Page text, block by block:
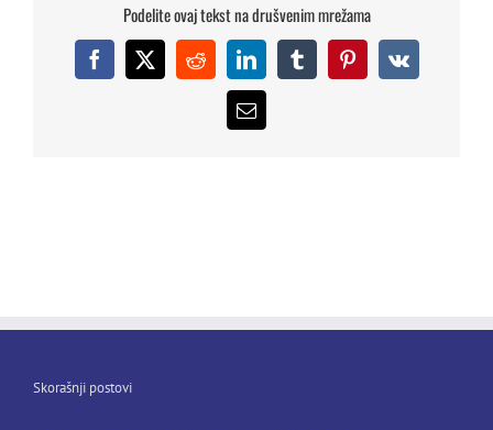
Podelite ovaj tekst na drušvenim mrežama
Facebook
X RedditLinkedInTumblrPinterest
Vk
Email
Skorašnji postovi